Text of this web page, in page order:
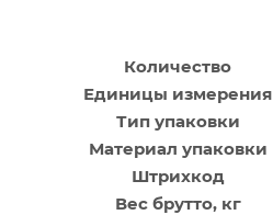
Количество
Единицы измерения
Тип упаковки
Материал упаковки
Штрихкод
Вес брутто, кг